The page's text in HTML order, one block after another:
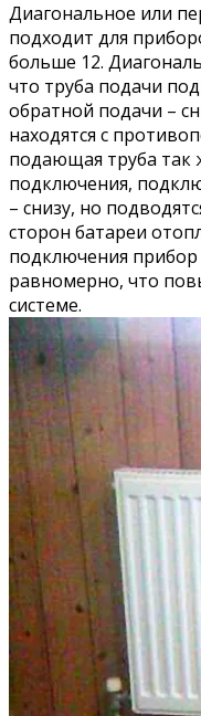
Диагональное или
подходит для
больше 12.
что труба подачи
обратной подачи –
находятся с
подающая труба так
подключения,
– снизу, но
сторон батареи
подключения прибор
равномерно, что
системе.